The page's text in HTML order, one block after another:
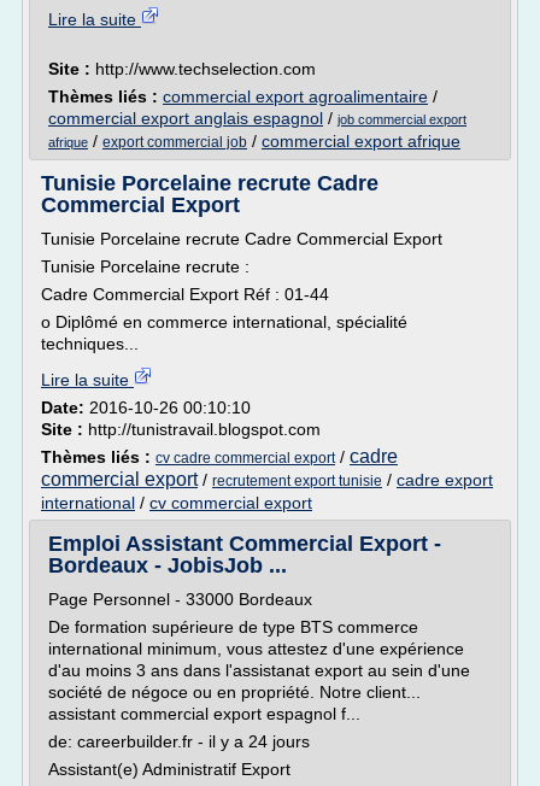
Lire la suite
Site : http://www.techselection.com
Thèmes liés : commercial export agroalimentaire /
commercial export anglais espagnol / job commercial export
afrique / export commercial job / commercial export afrique
Tunisie Porcelaine recrute Cadre
Commercial Export
Tunisie Porcelaine recrute Cadre Commercial Export
Tunisie Porcelaine recrute :
Cadre Commercial Export Réf : 01-44
o Diplômé en commerce international, spécialité
techniques...
Lire la suite
Date: 2016-10-26 00:10:10
Site : http://tunistravail.blogspot.com
Thèmes liés : cv cadre commercial export/ cadre
commercial export/ recrutement export tunisie / cadre export
international / cv commercial export
Emploi Assistant Commercial Export -
Bordeaux - JobisJob ...
Page Personnel - 33000 Bordeaux
De formation supérieure de type BTS commerce
international minimum, vous attestez d'une expérience
d'au moins 3 ans dans l'assistanat export au sein d'une
société de négoce ou en propriété. Notre client...
assistant commercial export espagnol f...
de: careerbuilder.fr - il y a 24 jours
Assistant(e) Administratif Export